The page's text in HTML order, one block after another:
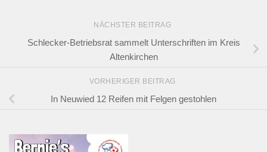
NÄCHSTER BEITRAG
Schlecker-Betriebsrat sammelt Unterschriften im Kreis
Altenkirchen
VORHERIGER BEITRAG
In Neuwied 12 Reifen mit Felgen gestohlen